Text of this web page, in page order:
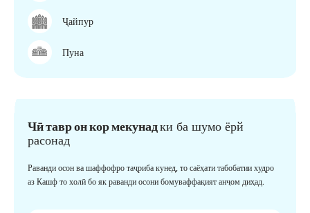
Ҷайпур
Пуна
Чӣ тавр он кор мекунадки ба шумо ёрй
расонад
Раванди осон ва шаффофро таҷриба кунед, то саёҳати табобатии худро
аз Кашф то холӣ бо як раванди осони бомуваффақият анҷом диҳад.